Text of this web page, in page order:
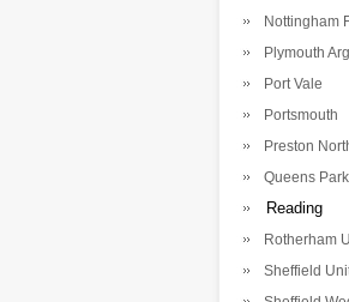
Nottingham
Plymouth
Port Vale
Portsmouth
Preston
Queens
Reading
Rotherham
Sheffield